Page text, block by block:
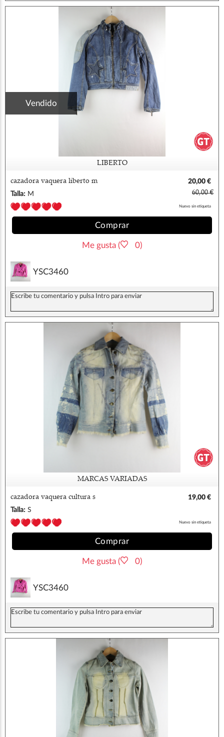
Vendido
LIBERTO
cazadora vaquera liberto m
20,00 €
Talla: M 60,00 €
Nuevo sin etiqueta
Comprar
Me gusta ( 0)
YSC3460
MARCAS VARIADAS
cazadora vaquera cultura s
19,00 €
Talla: S
Nuevo sin etiqueta
Comprar
Me gusta ( 0)
YSC3460